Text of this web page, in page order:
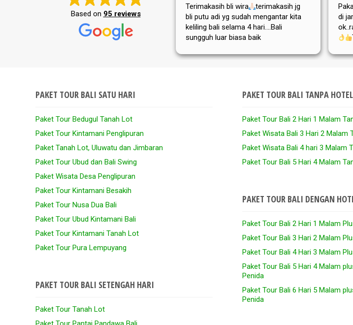
Based on 95 reviews
Terimakasih bli wira
terimakasih jg
bli putu adi yg sudah mengantar kita
keliling bali selama 4 hari....Bali
sungguh luar biasa baik
tempat wisatanya....semoga tripon
di
PAKET TOUR BALI SATU HARI
Paket Tour Bedugul Tanah Lot
Paket Tour Kintamani Penglipuran
Paket Tanah Lot, Uluwatu dan Jimbaran
Paket Tour Ubud dan Bali Swing
Paket Wisata Desa Penglipuran
Paket Tour Kintamani Besakih
Paket Tour Nusa Dua Bali
Paket Tour Ubud Kintamani Bali
Paket Tour Kintamani Tanah Lot
Paket Tour Pura Lempuyang
PAKET TOUR BALI SETENGAH HARI
Paket Tour Tanah Lot
PAKET TOUR BALI TANPA HOTEL
Paket Tour Bali 2 Hari 1 Malam
Paket Wisata Bali 3 Hari 2 Malam
Paket Wisata Bali 4 hari 3 Malam
Paket Tour Bali 5 Hari 4 Malam
PAKET TOUR BALI DENGAN
Paket Tour Bali 2 Hari 1 Malam
Paket Tour Bali 3 Hari 2 Malam
Paket Tour Bali 4 Hari 3 Malam
Paket Tour Bali 5 Hari 4 Malam
Penida
Paket Tour Bali 6 Hari 5 Malam
Penida